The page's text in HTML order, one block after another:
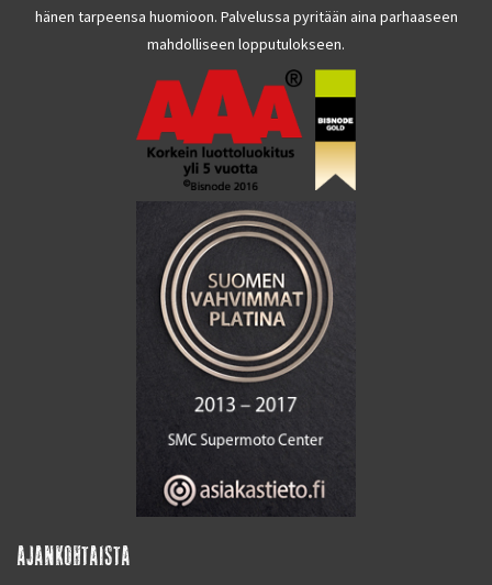
hänen tarpeensa huomioon. Palvelussa pyritään aina parhaaseen
mahdolliseen lopputulokseen.
AJANKOHTAISTA